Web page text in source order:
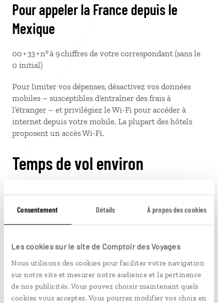
Consentement Détails À propos des cookies
Les cookies sur le site de Comptoir des Voyages
Nous utilisons des cookies pour faciliter votre navigation
sur notre site et mesurer notre audience et la pertinence
de nos publicités. Vous pouvez choisir maintenant quels
cookies vous acceptez. Vous pourrez modifier vos choix en
Pour appeler la France depuis le
Mexique
00 + 33 + n° à 9 chiffres de votre correspondant (sans le
0 initial)
Pour limiter vos dépenses, désactivez vos données
mobiles – susceptibles d’entraîner des frais à
l’étranger – et privilégiez le Wi-Fi pour accéder à
internet depuis votre mobile. La plupart des hôtels
proposent un accès Wi-Fi.
Temps de vol environ
Toilettes
fosse septique. Aussi, il est demandé de ne pas jeter le
papier hygiénique dans la cuvette des toilettes. Une
poubelle est prévue à cet effet dans toutes les toilettes.